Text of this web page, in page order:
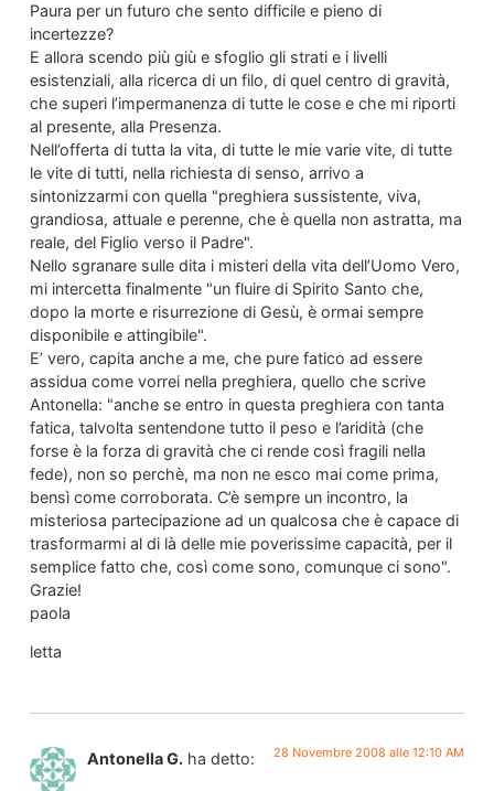
Paura per un futuro che sento difficile e pieno di
incertezze?
E allora scendo più giù e sfoglio gli strati e i livelli
esistenziali, alla ricerca di un filo, di quel centro di gravità,
che superi l’impermanenza di tutte le cose e che mi riporti
al presente, alla Presenza.
Nell’offerta di tutta la vita, di tutte le mie varie vite, di tutte
le vite di tutti, nella richiesta di senso, arrivo a
sintonizzarmi con quella "preghiera sussistente, viva,
grandiosa, attuale e perenne, che è quella non astratta, ma
reale, del Figlio verso il Padre".
Nello sgranare sulle dita i misteri della vita dell’Uomo Vero,
mi intercetta finalmente "un fluire di Spirito Santo che,
dopo la morte e risurrezione di Gesù, è ormai sempre
disponibile e attingibile".
E’ vero, capita anche a me, che pure fatico ad essere
assidua come vorrei nella preghiera, quello che scrive
Antonella: "anche se entro in questa preghiera con tanta
fatica, talvolta sentendone tutto il peso e l’aridità (che
forse è la forza di gravità che ci rende così fragili nella
fede), non so perchè, ma non ne esco mai come prima,
bensì come corroborata. C’è sempre un incontro, la
misteriosa partecipazione ad un qualcosa che è capace di
trasformarmi al di là delle mie poverissime capacità, per il
semplice fatto che, così come sono, comunque ci sono".
Grazie!
paola
letta
Antonella G. ha detto: 28 Novembre 2008 alle 12:10 AM